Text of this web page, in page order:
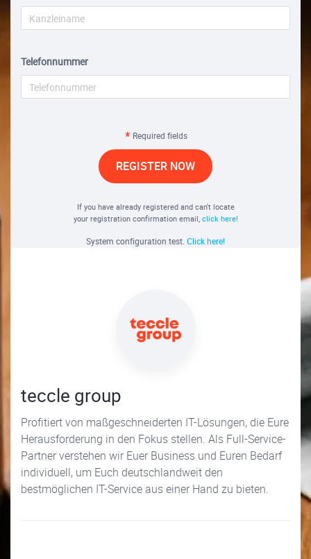
Telefonnummer
Required fields
REGISTER NOW
If you have already registered and can't locate
your registration confirmation email, click here!
System configuration test. Click here!
teccle group
Profitiert von maßgeschneiderten IT-Lösungen, die Eure
Herausforderung in den Fokus stellen. Als Full-Service-
Partner verstehen wir Euer Business und Euren Bedarf
individuell, um Euch deutschlandweit den
bestmöglichen IT-Service aus einer Hand zu bieten.